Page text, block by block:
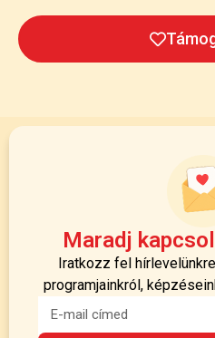
Maradj
Iratkozz fel
programjainkról,